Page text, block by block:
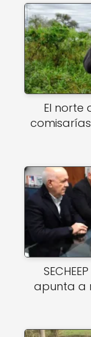
El norte
apunta a